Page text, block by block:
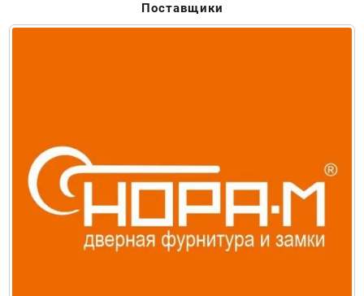
Поставщики